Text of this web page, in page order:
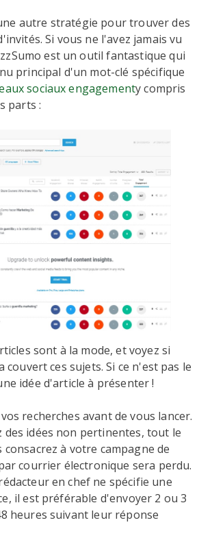
autre stratégie pour trouver des
Si vous ne l'avez jamais vu
est un outil fantastique qui
principal d'un mot-clé spécifique
sociaux engagementy compris
parts :
sont à la mode, et voyez si
couvert ces sujets. Si ce n'est pas le
idée d'article à présenter !
recherches avant de vous lancer.
des idées non pertinentes, tout le
à votre campagne de
courrier électronique sera perdu.
en chef ne spécifie une
il est préférable d'envoyer 2 ou 3
heures suivant leur réponse